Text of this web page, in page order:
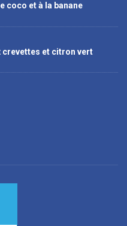
coco et à la banane
crevettes et citron vert